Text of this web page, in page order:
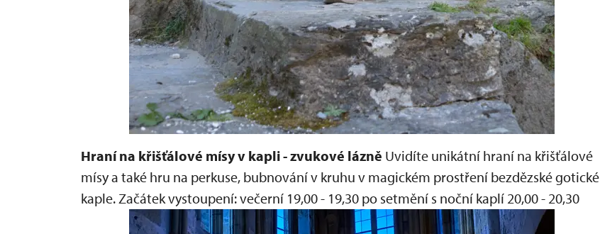
Hraní na křišťálové mísy v kapli - zvukové lázně Uvidíte unikátní hraní na křišťálové
mísy a také hru na perkuse, bubnování v kruhu v magickém prostření bezdězské gotické
kaple.Začátek vystoupení:večerní 19,00 - 19,30 po setmění s noční kaplí 20,00 - 20,30